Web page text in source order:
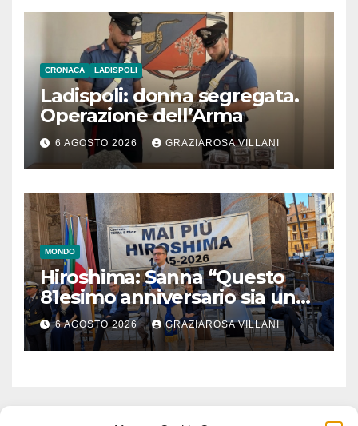
CRONACA LADISPOLI
Ladispoli: donna segregata.
Operazione dell’Arma
6 AGOSTO 2026 GRAZIAROSA VILLANI
MONDO
Hiroshima: Sanna “Questo
81esimo anniversario sia un
monito per tutti”
6 AGOSTO 2026 GRAZIAROSA VILLANI